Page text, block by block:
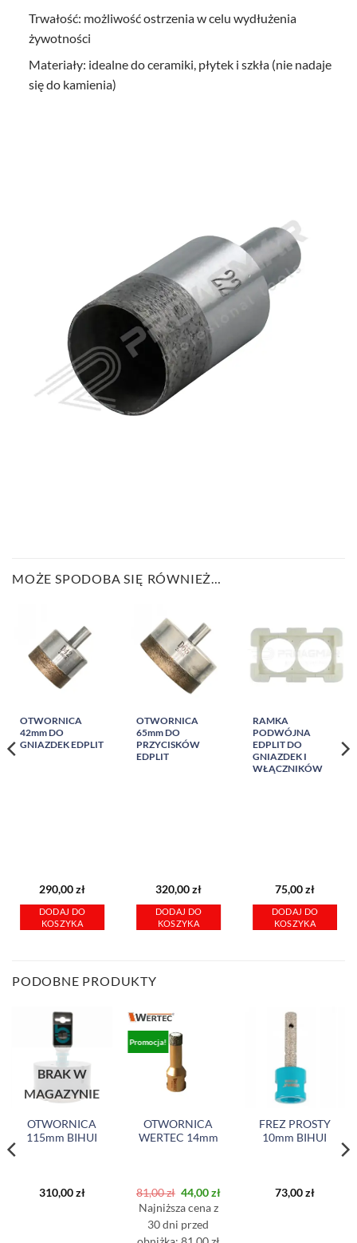
Trwałość: możliwość ostrzenia w celu wydłużenia
żywotności
Materiały: idealne do ceramiki, płytek i szkła (nie nadaje
się do kamienia)
MOŻE SPODOBA SIĘ RÓWNIEŻ…
OTWORNICA
42mm DO
GNIAZDEK EDPLIT
290,00zł
DODAJ DO
KOSZYKA
OTWORNICA
65mm DO
PRZYCISKÓW
EDPLIT
320,00zł
DODAJ DO
KOSZYKA
RAMKA
PODWÓJNA
EDPLIT DO
GNIAZDEK I
WŁĄCZNIKÓW
75,00zł
DODAJ DO
KOSZYKA
PODOBNE PRODUKTY
BRAK W
MAGAZYNIE
OTWORNICA
115mm BIHUI
310,00zł
Promocja!
OTWORNICA
WERTEC 14mm
81,00zł Pierwotna
cena
wynosiła:
81,00 zł.
44,00złAktualna
Najniższa cena z
30 dni przed
FREZ PROSTY
10mm BIHUI
73,00zł